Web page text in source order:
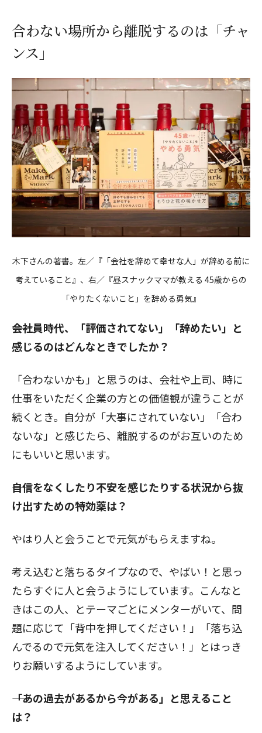
合わない場所から離脱するのは「チャ
ンス」
木下さんの著書。左／『「会社を辞めて幸せな人」が辞める前に
考えていること』、右／『昼スナックママが教える 45歳からの
「やりたくないこと」を辞める勇気』
――会社員時代、「評価されてない」「辞めたい」と
感じるのはどんなときでしたか？
「合わないかも」と思うのは、会社や上司、時に
仕事をいただく企業の方との価値観が違うことが
続くとき。自分が「大事にされていない」「合わ
ないな」と感じたら、離脱するのがお互いのため
にもいいと思います。
――自信をなくしたり不安を感じたりする状況から抜
け出すための特効薬は？
やはり人と会うことで元気がもらえますね。
考え込むと落ちるタイプなので、やばい！と思っ
たらすぐに人と会うようにしています。こんなと
きはこの人、とテーマごとにメンターがいて、問
題に応じて「背中を押してください！」「落ち込
んでるので元気を注入してください！」とはっき
りお願いするようにしています。
――「あの過去があるから今がある」と思えること
は？